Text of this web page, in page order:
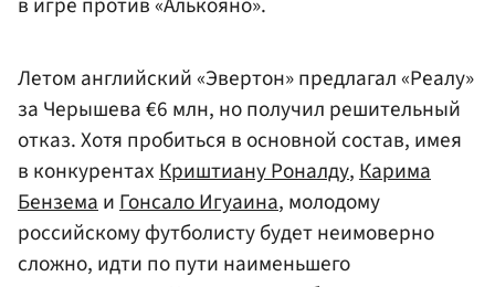
Летом английский «Эвертон» предлагал «Реалу»
за Черышева €6 млн, но получил решительный
отказ. Хотя пробиться в основной состав, имея
в конкурентахКриштиану Роналду,Карима
БенземаиГонсало Игуаина, молодому
российскому футболисту будет неимоверно
сложно, идти по пути наименьшего